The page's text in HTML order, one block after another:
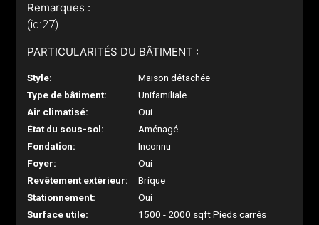
Remarques :
(id:27)
PARTICULARITÉS DU BÂTIMENT :
Style:
Maison détachée
Type de bâtiment:
Unifamiliale
Air climatisé:
Oui
État du sous-sol:
Aménagé
Fondation:
Inconnu
Foyer:
Oui
Revêtement extérieur:
Brique
Stationnement:
Oui
Surface utile:
1500 - 2000 sqft Pieds carrés